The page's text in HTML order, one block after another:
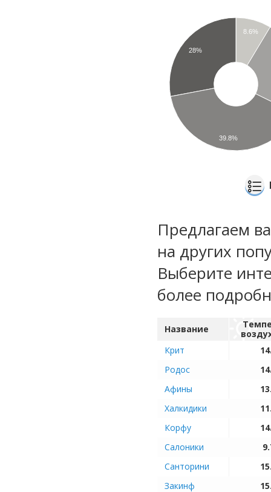
8.6%
28%
39.8%
Предлагаем
на других
Выберите
более
Название
Крит
Родос
Афины
Халкидики
Корфу
Салоники
Санторини
Закинф